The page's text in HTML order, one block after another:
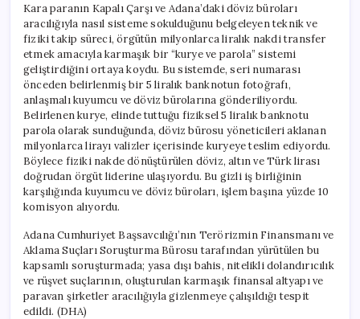
Kara paranın Kapalı Çarşı ve Adana’daki döviz büroları
aracılığıyla nasıl sisteme sokulduğunu belgeleyen teknik ve
fiziki takip süreci, örgütün milyonlarca liralık nakdi transfer
etmek amacıyla karmaşık bir “kurye ve parola” sistemi
geliştirdiğini ortaya koydu. Bu sistemde, seri numarası
önceden belirlenmiş bir 5 liralık banknotun fotoğrafı,
anlaşmalı kuyumcu ve döviz bürolarına gönderiliyordu.
Belirlenen kurye, elinde tuttuğu fiziksel 5 liralık banknotu
parola olarak sunduğunda, döviz bürosu yöneticileri aklanan
milyonlarca lirayı valizler içerisinde kuryeye teslim ediyordu.
Böylece fiziki nakde dönüştürülen döviz, altın ve Türk lirası
doğrudan örgüt liderine ulaşıyordu. Bu gizli iş birliğinin
karşılığında kuyumcu ve döviz büroları, işlem başına yüzde 10
komisyon alıyordu.
Adana Cumhuriyet Başsavcılığı’nın Terörizmin Finansmanı ve
Aklama Suçları Soruşturma Bürosu tarafından yürütülen bu
kapsamlı soruşturmada; yasa dışı bahis, nitelikli dolandırıcılık
ve rüşvet suçlarının, oluşturulan karmaşık finansal altyapı ve
paravan şirketler aracılığıyla gizlenmeye çalışıldığı tespit
edildi. (DHA)